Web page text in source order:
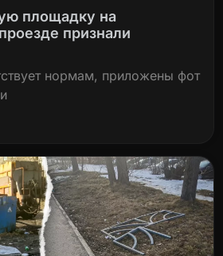
площадку на
признали
нормам, приложены фот